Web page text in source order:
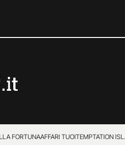
FORTUNAAFFARI TUOITEMPTATION